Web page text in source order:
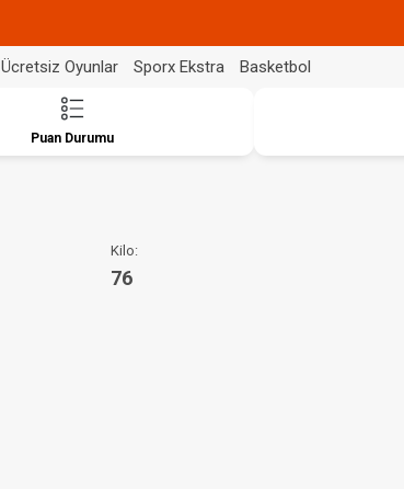
Ücretsiz Oyunlar Sporx Ekstra Basketbol
Puan Durumu
Kilo:
76